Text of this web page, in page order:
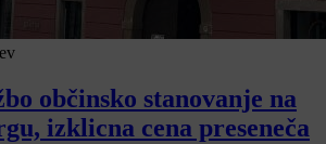
občinsko stanovanje na
izklicna cena preseneča